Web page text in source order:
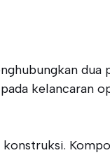
dua
kelancaran